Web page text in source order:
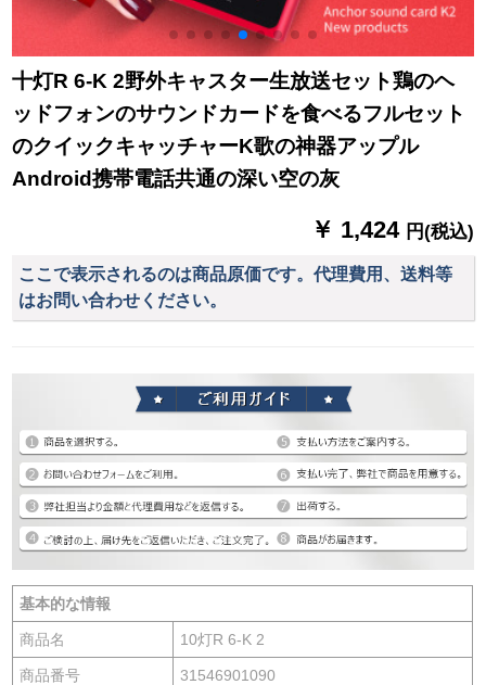
十灯R 6-K 2野外キャスター生放送セット鶏のヘ
ッドフォンのサウンドカードを食べるフルセット
のクイックキャッチャーK歌の神器アップル
Android携帯電話共通の深い空の灰
￥ 1,424 円(税込)
ここで表示されるのは商品原価です。代理費用、送料等
はお問い合わせください。
基本的な情報
商品名 10灯R 6-K 2
商品番号 31546901090